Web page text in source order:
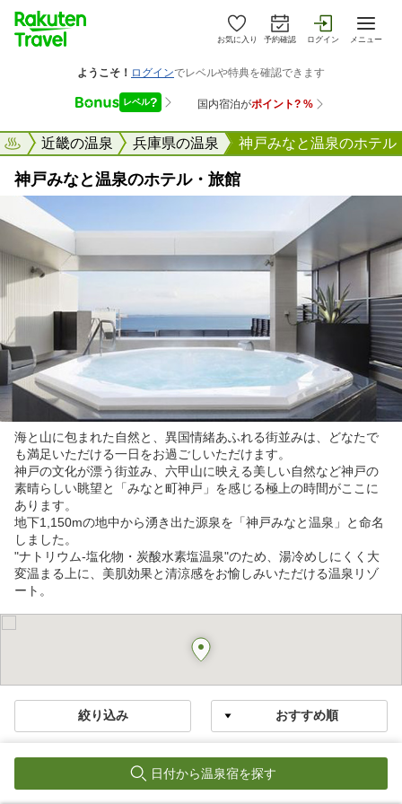
お気に入り 予約確認 ログイン メニュー
トラベル近畿の温泉 兵庫県の温泉 神戸みなと温泉のホテル
神戸みなと温泉のホテル・旅館
海と山に包まれた自然と、異国情緒あふれる街並みは、どなたで
も満足いただける一日をお過ごしいただけます。
神戸の文化が漂う街並み、六甲山に映える美しい自然など神戸の
素晴らしい眺望と「みなと町神戸」を感じる極上の時間がここに
あります。
地下1,150mの地中から湧き出た源泉を「神戸みなと温泉」と命名
しました。
"ナトリウム‐塩化物・炭酸水素塩温泉"のため、湯冷めしにくく大
変温まる上に、美肌効果と清涼感をお愉しみいただける温泉リゾ
ート。
絞り込み
日付から温泉宿を探す